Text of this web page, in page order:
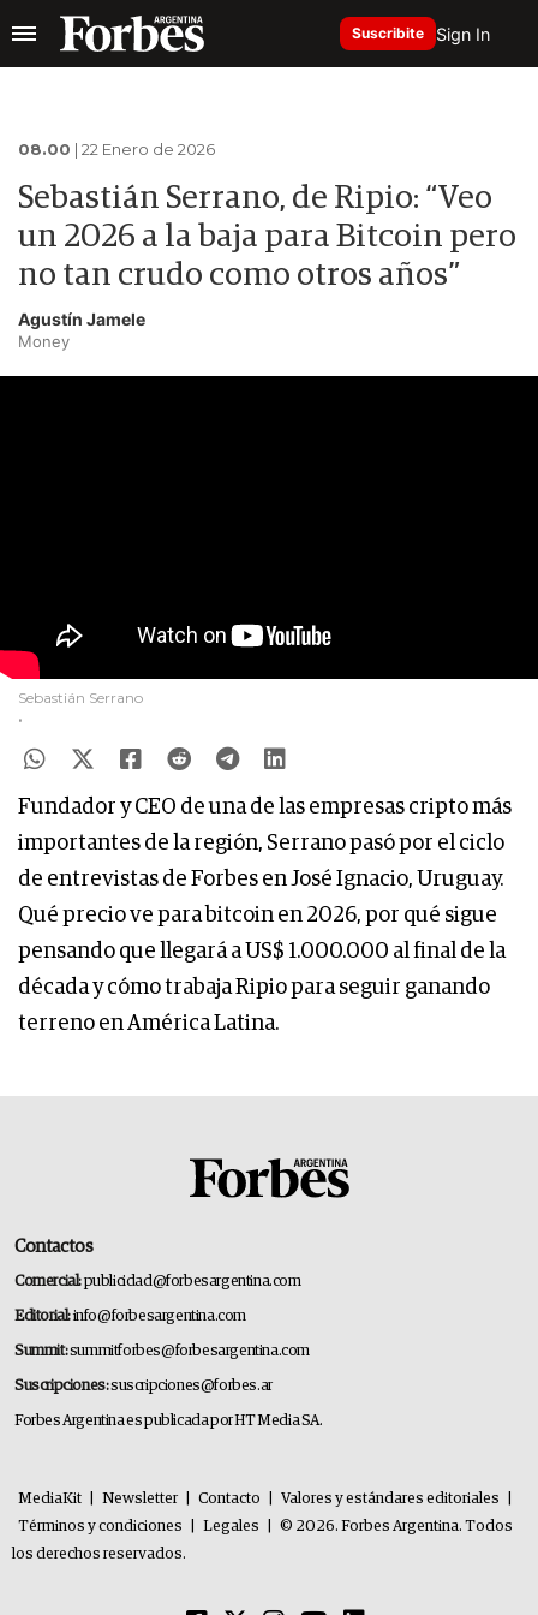
Suscribite Sign In
08.00 | 22 Enero de 2026
Sebastián Serrano, de Ripio: “Veo
un 2026 a la baja para Bitcoin pero
no tan crudo como otros años”
Agustín Jamele
Money
Sebastián Serrano
.
Fundador y CEO de una de las empresas cripto más
importantes de la región, Serrano pasó por el ciclo
de entrevistas de Forbes en José Ignacio, Uruguay.
Qué precio ve para bitcoin en 2026, por qué sigue
pensando que llegará a US$ 1.000.000 al final de la
década y cómo trabaja Ripio para seguir ganando
terreno en América Latina.
Contactos
Comercial:publicidad@forbesargentina.com
Editorial:info@forbesargentina.com
Summit:summitforbes@forbesargentina.com
Suscripciones:suscripciones@forbes.ar
Forbes Argentina es publicada por HT Media SA.
MediaKit Newsletter Contacto Valores y estándares editoriales
Términos y condiciones
Legales
© 2026. Forbes Argentina. Todos
los derechos reservados.